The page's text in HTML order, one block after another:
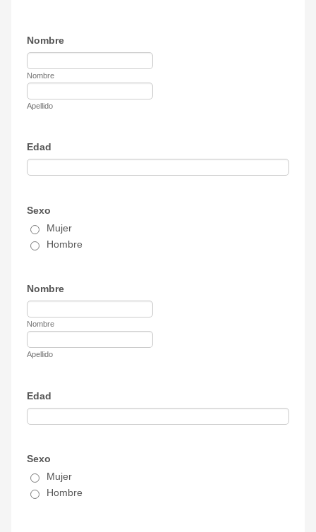
Nombre
Nombre
Apellido
Edad
Sexo
Mujer
Hombre
Nombre
Nombre
Apellido
Edad
Sexo
Mujer
Hombre